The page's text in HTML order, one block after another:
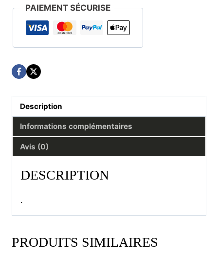
108 PAIEMENT SÉCURISE
Description
Informations complémentaires
Avis (0)
DESCRIPTION
.
PRODUITS SIMILAIRES